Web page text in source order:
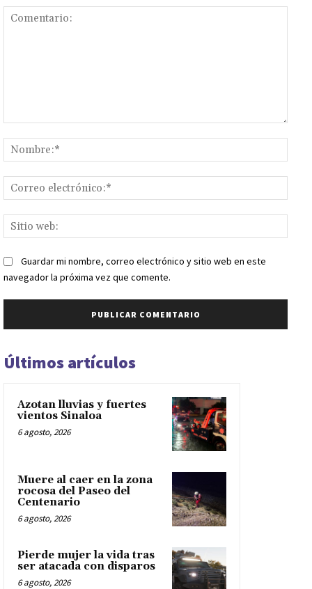
web:
Guardar mi nombre, correo electrónico y sitio web en este
navegador la próxima vez que comente.
Últimos artículos
Azotan lluvias y fuertes
vientos Sinaloa
6 agosto, 2026
Muere al caer en la zona
rocosa del Paseo del
Centenario
6 agosto, 2026
Pierde mujer la vida tras
ser atacada con disparos
6 agosto, 2026